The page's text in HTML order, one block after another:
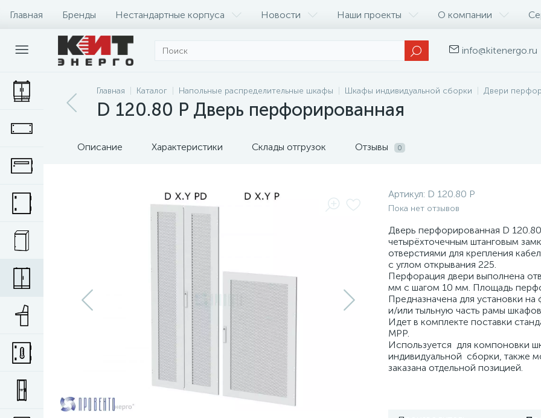
Главная Бренды Нестандартные корпуса Новости Наши проекты О компании
info@kitenergo.ru
Главная Каталог Напольные распределительные шкафы Шкафы индивидуальной сборки Двери
D 120.80 P Дверь перфорированная
Описание Характеристики Склады отгрузок Отзывы 0
Артикул: D 120.80 P
Пока нет отзывов
Дверь перфорированная D
четырёхточечным штанговым
отверстиями для крепления
с углом открывания 225.
Перфорация двери выполнена
мм с шагом 10 мм. Площадь
Предназначена для установки
и/или тыльную часть рамы
Идет в комплекте поставки
MPP.
Используется для компоновки
индивидуальной сборки, также
заказана отдельной позицией.